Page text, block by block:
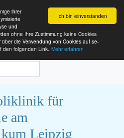
Ich bin einverstanden
ihrer
und
ohne Ihre Zustimmung keine Cookies
die Verwendung von Cookies auf se-
den folgenden Link. Mehr erfahren
für Menschen
für
am
Leipzig